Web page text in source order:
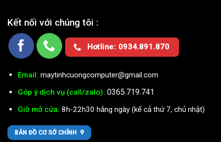
Kết nối với chúng tôi :
Hotline: 0934.891.870
Email: maytinhcuongcomputer@gmail.com
Góp ý dịch vụ (call/zalo): 0365.719.741
Giờ mở cửa: 8h-22h30 hằng ngày (kể cả thứ 7, chủ nhật)
BẢN ĐỒ CƠ SỞ CHÍNH